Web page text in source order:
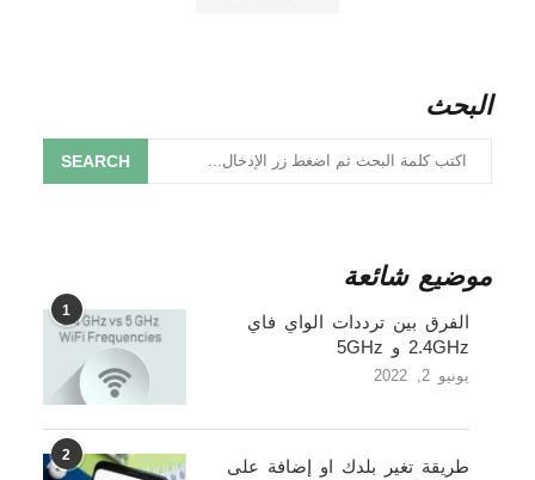
البحث
SEARCH
موضيع شائعة
1
الفرق بين ترددات الواي فاي
2.4GHz و 5GHz
يونيو 2, 2022
2
طريقة تغير بلدك او إضافة على